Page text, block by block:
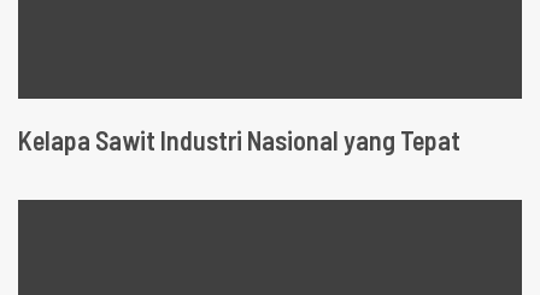
Kelapa Sawit Industri Nasional yang Tepat